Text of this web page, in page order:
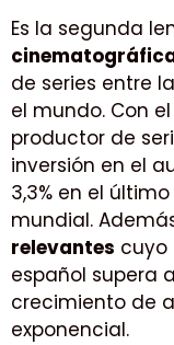
Es la segunda
de series entre
el mundo. Con
productor de
inversión en el
3,3% en el
mundial.
relevantes cuyo
español supera
crecimiento de
exponencial.